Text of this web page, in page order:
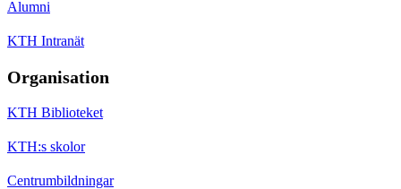
Alumni
KTH Intranät
Organisation
KTH Biblioteket
KTH:s skolor
Centrumbildningar